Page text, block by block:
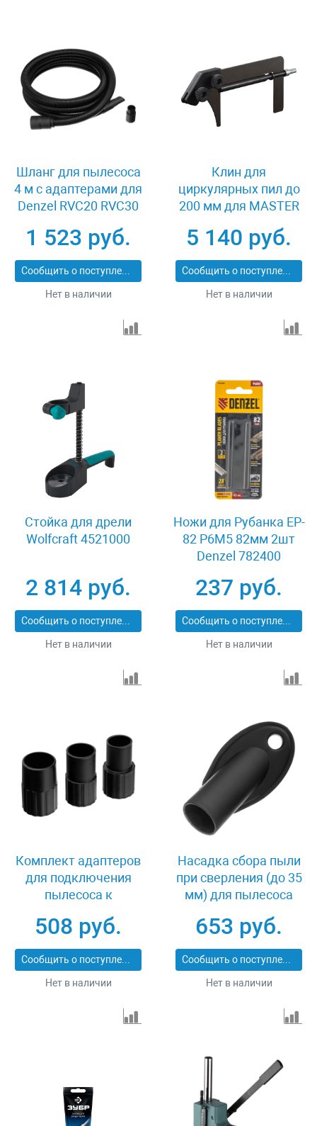
Шланг для пылесоса
4 м с адаптерами для
Denzel RVC20 RVC30
28219
1 523 руб.
Сообщить о поступлении
Нет в наличии
Клин для
циркулярных пил до
200 мм для MASTER
6904000
5 140 руб.
Сообщить о поступлении
Нет в наличии
Стойка для дрели
Wolfcraft 4521000
2 814 руб.
Сообщить о поступлении
Нет в наличии
Ножи для Рубанка EP-
82 Р6М5 82мм 2шт
Denzel 782400
237 руб.
Сообщить о поступлении
Нет в наличии
Комплект адаптеров
для подключения
пылесоса к
32-35-38 мм Denzel
28218
508 руб.
Сообщить о поступлении
Нет в наличии
Насадка сбора пыли
при сверления (до 35
мм) для пылесоса
653 руб.
Сообщить о поступлении
Нет в наличии